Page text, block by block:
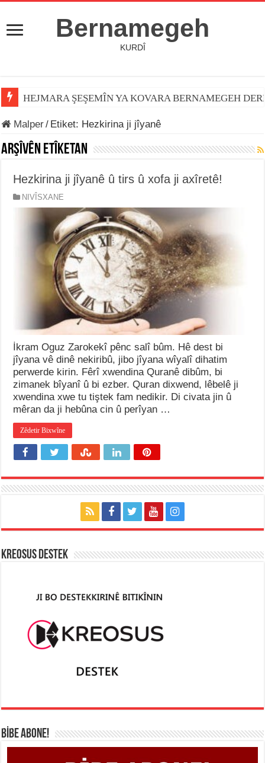
Bernamegeh
KURDÎ
HEJMARA ŞEŞEMÎN YA KOVARA BERNAMEGEH
Malper/ Etiket: Hezkirina ji jîyanê
Arşîvên Etîketan
Hezkirina ji jîyanê û tirs û xofa ji axîretê!
NIVÎSXANE
İkram Oguz Zarokekî pênc salî bûm. Hê dest bi
jîyana vê dinê nekiribû, jibo jîyana wîyalî dihatim
perwerde kirin. Fêrî xwendina Quranê dibûm, bi
zimanek bîyanî û bi ezber. Quran dixwend, lêbelê ji
xwendina xwe tu tiştek fam nedikir. Di civata jin û
mêran da ji hebûna cin û perîyan …
Zêdetir Bixwîne
KREOSUS DESTEK
BİBE ABONE!